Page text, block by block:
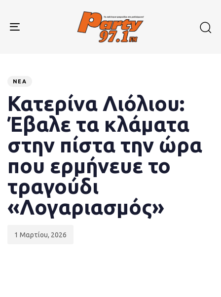
primary
Toggle
ΝΈΑ
Κατερίνα Λιόλιου:
Έβαλε τα κλάματα
στην πίστα την ώρα
που ερμήνευε το
τραγούδι
«Λογαριασμός»
1 Μαρτίου, 2026